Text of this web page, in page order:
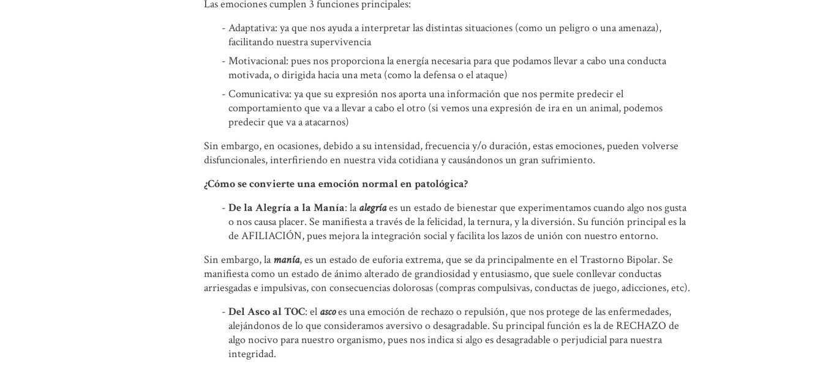
Las emociones cumplen 3 funciones principales:
Adaptativa: ya que nos ayuda a interpretar las distintas situaciones (como un peligro o una amenaza),
facilitando nuestra supervivencia
Motivacional: pues nos proporciona la energía necesaria para que podamos llevar a cabo una conducta
motivada, o dirigida hacia una meta (como la defensa o el ataque)
Comunicativa: ya que su expresión nos aporta una información que nos permite predecir el
comportamiento que va a llevar a cabo el otro (si vemos una expresión de ira en un animal, podemos
predecir que va a atacarnos)
Sin embargo, en ocasiones, debido a su intensidad, frecuencia y/o duración, estas emociones, pueden volverse
disfuncionales, interfiriendo en nuestra vida cotidiana y causándonos un gran sufrimiento.
¿Cómo se convierte una emoción normal en patológica?
De la Alegría a la Manía: laalegríaes un estado de bienestar que experimentamos cuando algo nos gusta
o nos causa placer. Se manifiesta a través de la felicidad, la ternura, y la diversión. Su función principal es la
de AFILIACIÓN, pues mejora la integración social y facilita los lazos de unión con nuestro entorno.
Sin embargo, lamanía, es un estado de euforia extrema, que se da principalmente en el Trastorno Bipolar. Se
manifiesta como un estado de ánimo alterado de grandiosidad y entusiasmo, que suele conllevar conductas
arriesgadas e impulsivas, con consecuencias dolorosas (compras compulsivas, conductas de juego, adicciones, etc).
Del Asco al TOC: el ascoes una emoción de rechazo o repulsión, que nos protege de las enfermedades,
alejándonos de lo que consideramos aversivo o desagradable. Su principal función es la de RECHAZO de
algo nocivo para nuestro organismo, pues nos indica si algo es desagradable o perjudicial para nuestra
integridad.